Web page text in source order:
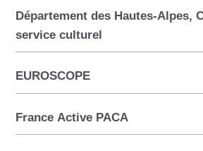
Département des Hautes-Alpes,
service culturel
EUROSCOPE
France Active PACA